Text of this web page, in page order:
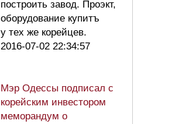
построить завод. Проэкт,
оборудование купитъ
у тех же корейцев.
2016-07-02 22:34:57
Мэр Одессы подписал с
корейским инвестором
меморандум о